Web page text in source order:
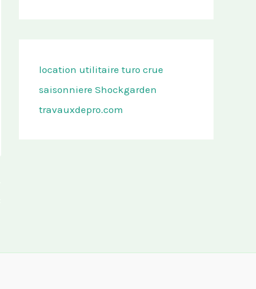
location utilitaire turo crue
saisonniere Shockgarden
travauxdepro.com